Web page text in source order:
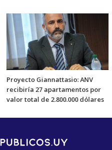
Proyecto Giannattasio: ANV
recibiría 27 apartamentos por
valor total de 2.800.000 dólares